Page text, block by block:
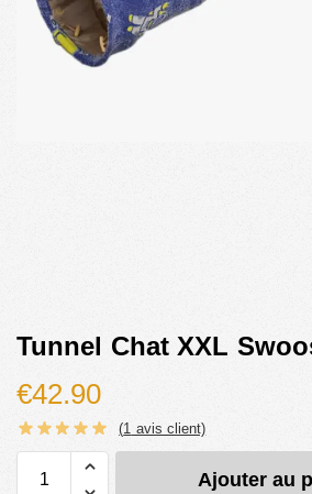
Tunnel Chat XXL
€42.90
(1 avis client)
Ajouter au